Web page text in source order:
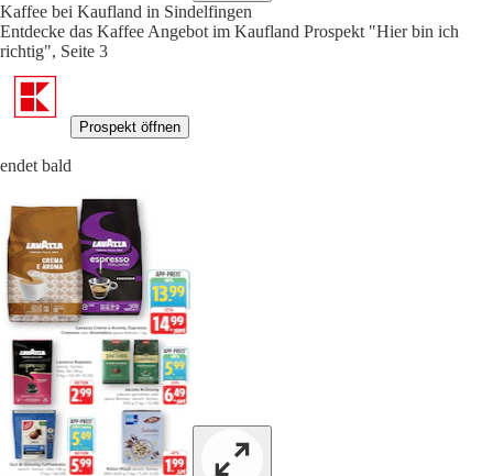
Kaffee bei Kaufland in Sindelfingen
Entdecke das Kaffee Angebot im Kaufland Prospekt "Hier bin ich
richtig", Seite 3
Prospekt öffnen
endet bald